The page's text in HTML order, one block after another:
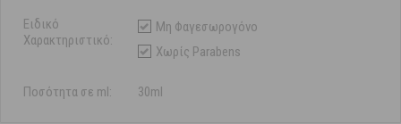
Ειδικό
Χαρακτηριστικό:
Μη Φαγεσωρογόνο
Χωρίς Parabens
Ποσότητα σε ml: 30ml